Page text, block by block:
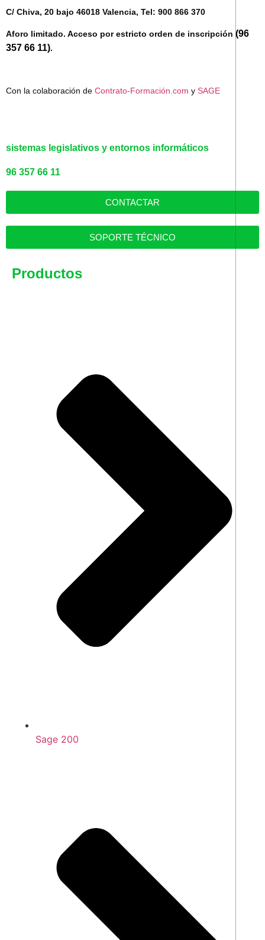
C/ Chiva, 20 bajo 46018 Valencia, Tel: 900 866 370
Aforo limitado. Acceso por estricto orden de inscripción (96
357 66 11).
Con la colaboración de Contrato-Formación.com y SAGE
sistemas legislativos y entornos informáticos
96 357 66 11
CONTACTAR
SOPORTE TÉCNICO
Productos
Sage 200